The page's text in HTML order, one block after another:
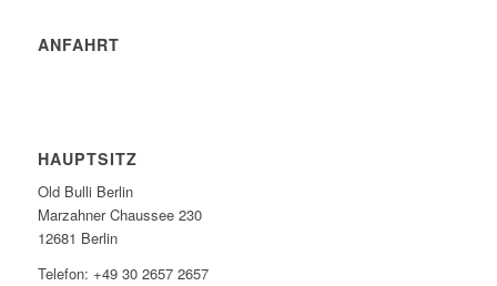
ANFAHRT
HAUPTSITZ
Old Bulli Berlin
Marzahner Chaussee 230
12681 Berlin
Telefon: +49 30 2657 2657